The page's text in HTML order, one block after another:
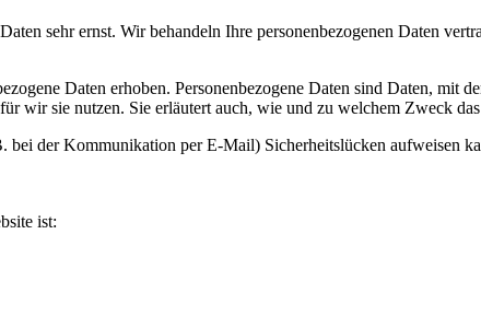
sehr ernst. Wir behandeln Ihre personenbezogenen Daten
Daten erhoben. Personenbezogene Daten sind Daten,
wir sie nutzen. Sie erläutert auch, wie und zu welchem Zweck
bei der Kommunikation per E-Mail) Sicherheitslücken aufweisen
ist: